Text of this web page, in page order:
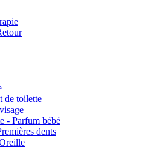
de toilette
- Parfum bébé
dents